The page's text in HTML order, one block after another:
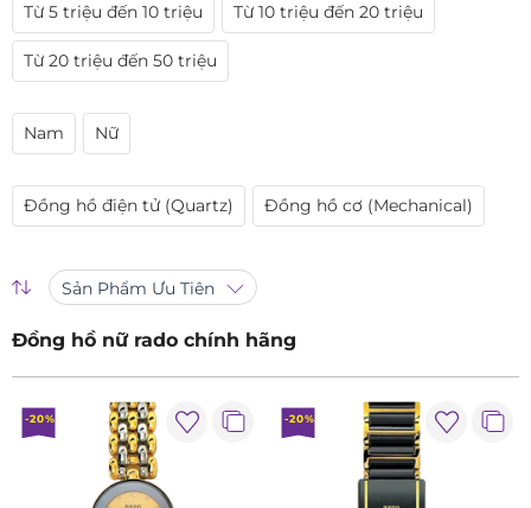
Từ 5 triệu đến 10 triệu Từ 10 triệu đến 20 triệu
Từ 20 triệu đến 50 triệu
Nam Nữ
Đồng hồ điện tử (Quartz) Đồng hồ cơ (Mechanical)
Đồng hồ nữ rado chính hãng
Sản Phẩm Ưu Tiên
-20% -20%